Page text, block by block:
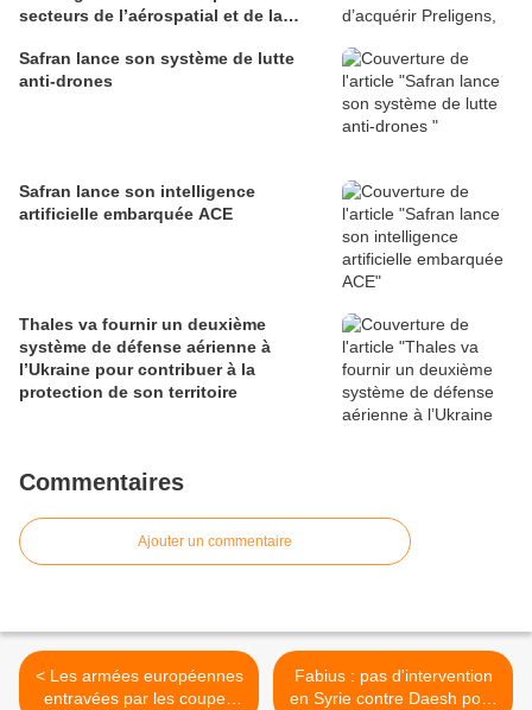
secteurs de l’aérospatial et de la
Safran lance son système de lutte
anti-drones
Safran lance son intelligence
artificielle embarquée ACE
Thales va fournir un deuxième
système de défense aérienne à
l’Ukraine pour contribuer à la
protection de son territoire
Commentaires
Ajouter un commentaire
< Les armées européennes
entravées par les coupes
Fabius : pas d'intervention
en Syrie contre Daesh pour